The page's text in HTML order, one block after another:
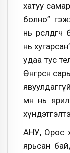
хатуу
болно”
нь
нь
удаа тус
Өнгөрсөн
өмнө нь
АНУ, Орос
ярьсан